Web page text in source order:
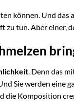
können. Und
tun. Aber einer,
. Denn das
Sie werden
die Komposition